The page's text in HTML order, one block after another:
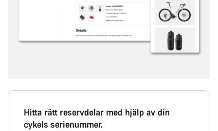
Hitta rätt reservdelar med hjälp av din
cykels serienummer.